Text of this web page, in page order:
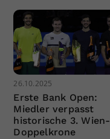
26.10.2025
Erste Bank Open:
Miedler verpasst
historische 3. Wien-
Doppelkrone